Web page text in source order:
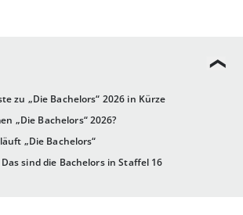
zu „Die Bachelors“ 2026 in Kürze
„Die Bachelors“ 2026?
„Die Bachelors“
sind die Bachelors in Staffel 16